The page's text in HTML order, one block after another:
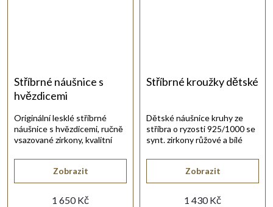
Stříbrné náušnice s
hvězdicemi
1 650 Kč
Zobrazit
Originální lesklé stříbrné
náušnice s hvězdicemi, ručně
vsazované zirkony, kvalitní
Stříbrné kroužky dětské
1 430 Kč
Zobrazit
Dětské náušnice kruhy ze
stříbra o ryzosti 925/1000 se
synt. zirkony růžové a bílé